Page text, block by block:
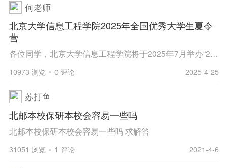
何老师
北京大学信息工程学院2025年全国优秀大学生夏令
营
各位同学，北京大学信息工程学院将于2025年7月举办“2025年全国优秀大学生夏令营”，具体请查看官网通知https://www.ece.pku.edu.cn/info/1027/2923.htm，欢迎同学们报名参加。
10973 浏览 0 评论 2025-4-25
苏打鱼
北邮本校保研本校会容易一些吗
北邮本校保研本校会容易一些吗 求解答
31051 浏览 1 评论 2021-4-6